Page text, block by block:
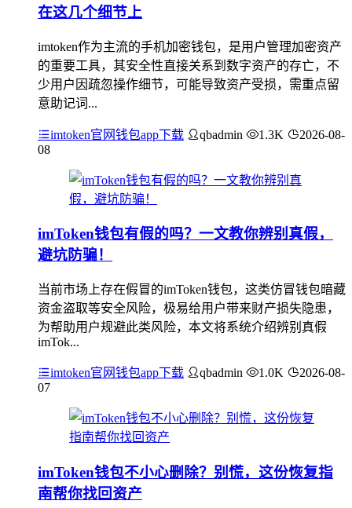
在这几个细节上
imtoken作为主流的手机加密钱包，是用户管理加密资产
的重要工具，其安全性直接关系到数字资产的存亡，不
少用户因疏忽操作细节，可能导致资产受损，需重点留
意助记词...
imtoken官网钱包app下载 qbadmin 1.3K
2026-08-
08
imToken钱包有假的吗？一文教你辨别真假，
避坑防骗！
当前市场上存在假冒的imToken钱包，这类仿冒钱包暗藏
资金盗取等安全风险，极易给用户带来财产损失隐患，
为帮助用户规避此类风险，本文将系统介绍辨别真假
imTok...
imtoken官网钱包app下载 qbadmin 1.0K
2026-08-
07
imToken钱包不小心删除？别慌，这份恢复指
南帮你找回资产